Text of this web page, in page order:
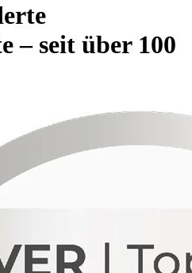
– seit über 100